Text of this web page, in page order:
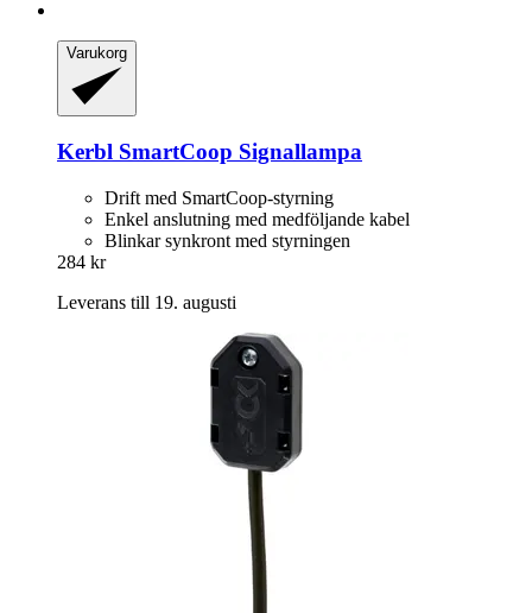
Varukorg
Kerbl SmartCoop Signallampa
Drift med SmartCoop-styrning
Enkel anslutning med medföljande kabel
Blinkar synkront med styrningen
284 kr
Leverans till 19. augusti